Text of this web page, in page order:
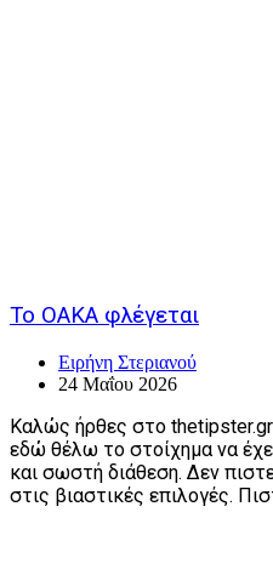
Το ΟΑΚΑ φλέγεται
Ειρήνη Στεριανού
24 Μαΐου 2026
Καλώς ήρθες στο thetipster.gr!
εδώ θέλω το στοίχημα να
και σωστή διάθεση. Δεν
στις βιαστικές επιλογές.